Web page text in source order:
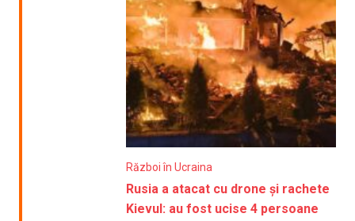
Război în Ucraina
Rusia a atacat cu drone și rachete
Kievul: au fost ucise 4 persoane